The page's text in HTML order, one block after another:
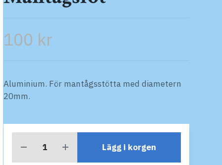
100 kr
Aluminium. För mantågsstötta med diametern
20mm.
Lägg i korgen